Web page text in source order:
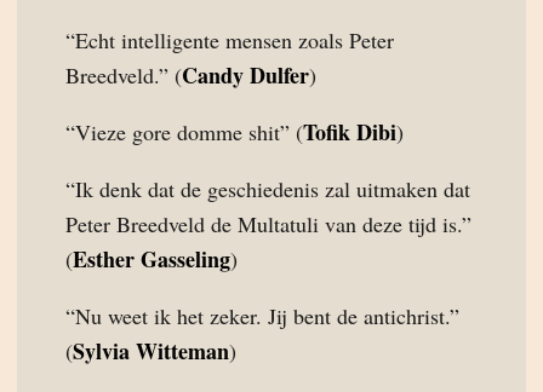
“Echt intelligente mensen zoals Peter
Breedveld.” (Candy Dulfer)
“Vieze gore domme shit” (Tofik Dibi)
“Ik denk dat de geschiedenis zal uitmaken dat
Peter Breedveld de Multatuli van deze tijd is.”
(Esther Gasseling)
“Nu weet ik het zeker. Jij bent de antichrist.”
(Sylvia Witteman)